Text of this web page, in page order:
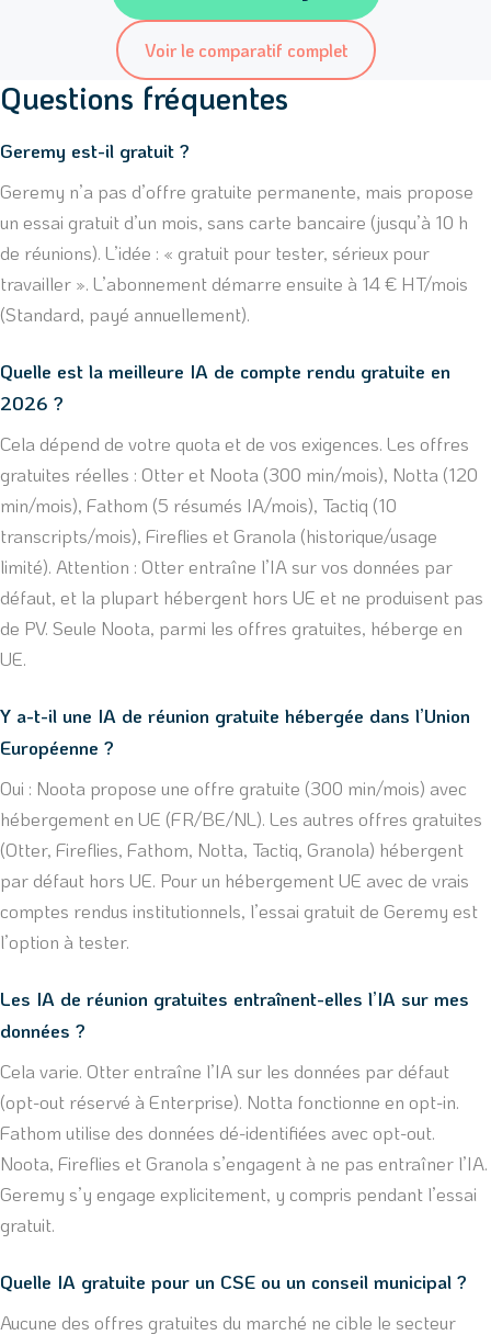
Voir le comparatif complet
Questions fréquentes
Geremy est-il gratuit ?
Geremy n’a pas d’offre gratuite permanente, mais propose
un essai gratuit d’un mois, sans carte bancaire (jusqu’à 10 h
de réunions). L’idée : « gratuit pour tester, sérieux pour
travailler ». L’abonnement démarre ensuite à 14 € HT/mois
(Standard, payé annuellement).
Quelle est la meilleure IA de compte rendu gratuite en
2026 ?
Cela dépend de votre quota et de vos exigences. Les offres
gratuites réelles : Otter et Noota (300 min/mois), Notta (120
min/mois), Fathom (5 résumés IA/mois), Tactiq (10
transcripts/mois), Fireflies et Granola (historique/usage
limité). Attention : Otter entraîne l’IA sur vos données par
défaut, et la plupart hébergent hors UE et ne produisent pas
de PV. Seule Noota, parmi les offres gratuites, héberge en
UE.
Y a-t-il une IA de réunion gratuite hébergée dans l’Union
Européenne ?
Oui : Noota propose une offre gratuite (300 min/mois) avec
hébergement en UE (FR/BE/NL). Les autres offres gratuites
(Otter, Fireflies, Fathom, Notta, Tactiq, Granola) hébergent
par défaut hors UE. Pour un hébergement UE avec de vrais
comptes rendus institutionnels, l’essai gratuit de Geremy est
l’option à tester.
Les IA de réunion gratuites entraînent-elles l’IA sur mes
données ?
Cela varie. Otter entraîne l’IA sur les données par défaut
(opt-out réservé à Enterprise). Notta fonctionne en opt-in.
Fathom utilise des données dé-identifiées avec opt-out.
Noota, Fireflies et Granola s’engagent à ne pas entraîner l’IA.
Geremy s’y engage explicitement, y compris pendant l’essai
gratuit.
Quelle IA gratuite pour un CSE ou un conseil municipal ?
Aucune des offres gratuites du marché ne cible le secteur